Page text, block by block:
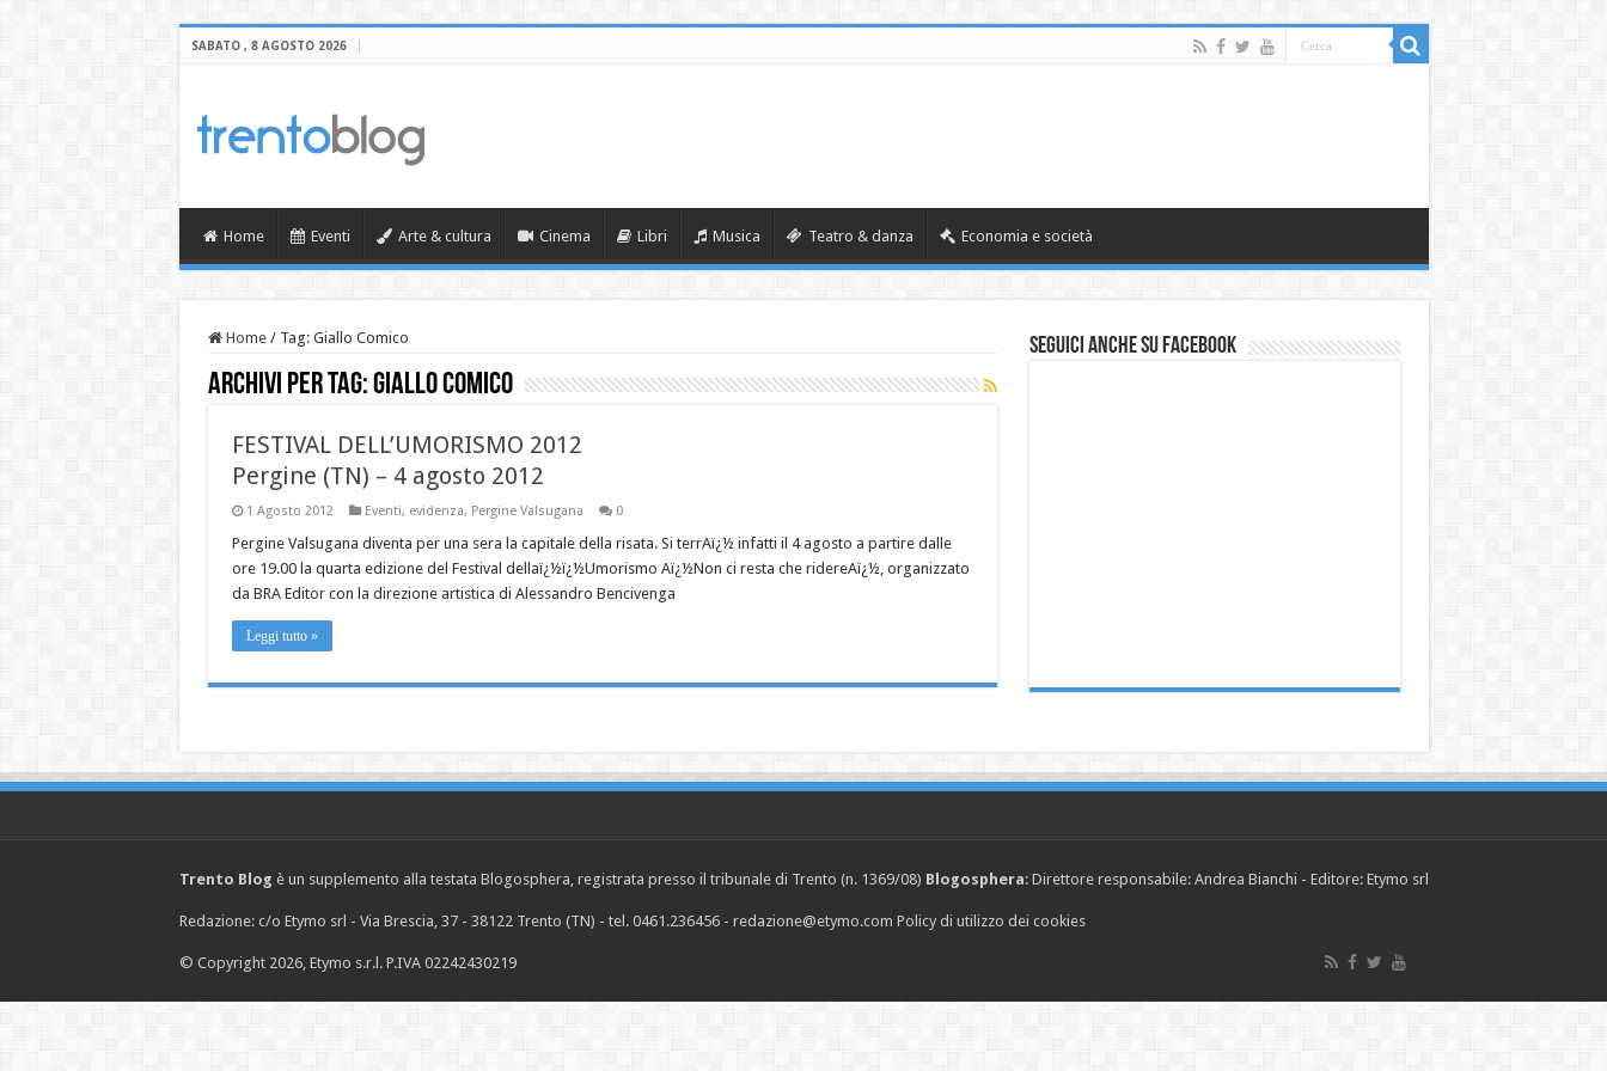
SABATO , 8 AGOSTO 2026
Home Eventi Arte & cultura Cinema Libri Musica Teatro & danza Economia e società
Home / Tag: Giallo Comico
Archivi per tag:Giallo Comico
FESTIVAL DELL’UMORISMO 2012
Pergine (TN) – 4 agosto 2012
1 Agosto 2012 Eventi, evidenza, Pergine Valsugana 0
Pergine Valsugana diventa per una sera la capitale della risata. Si terrAï¿½ infatti il 4 agosto a partire dalle
ore 19.00 la quarta edizione del Festival dellaï¿½ï¿½Umorismo Aï¿½Non ci resta che ridereAï¿½, organizzato
da BRA Editor con la direzione artistica di Alessandro Bencivenga
Leggi tutto »
Seguici anche su Facebook
Trento Blog è un supplemento alla testata Blogosphera, registrata presso il tribunale di Trento (n. 1369/08) Blogosphera: Direttore responsabile: Andrea Bianchi - Editore: Etymo srl
Redazione: c/o Etymo srl - Via Brescia, 37 - 38122 Trento (TN) - tel. 0461.236456 - redazione@etymo.com Policy di utilizzo dei cookies
© Copyright 2026, Etymo s.r.l. P.IVA 02242430219